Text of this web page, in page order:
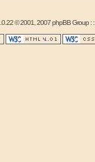
© 2001, 2007 phpBB Group : :